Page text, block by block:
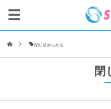
閉じ込められる
閉